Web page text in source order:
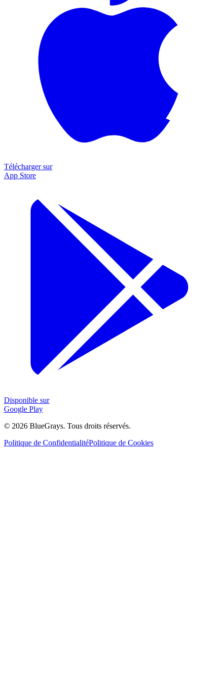
Télécharger sur
App Store
Disponible sur
Google Play
© 2026 BlueGrays. Tous droits réservés.
Politique de ConfidentialitéPolitique de Cookies